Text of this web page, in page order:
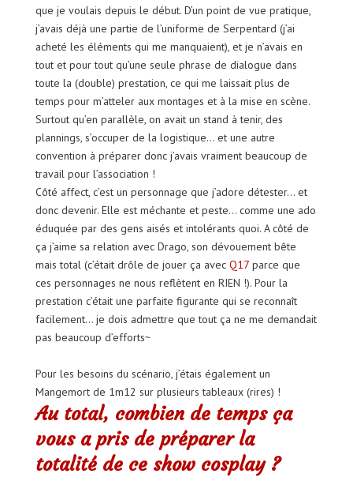
que je voulais depuis le début. D’un point de vue pratique,
j’avais déjà une partie de l’uniforme de Serpentard (j’ai
acheté les éléments qui me manquaient), et je n’avais en
tout et pour tout qu’une seule phrase de dialogue dans
toute la (double) prestation, ce qui me laissait plus de
temps pour m’atteler aux montages et à la mise en scène.
Surtout qu’en parallèle, on avait un stand à tenir, des
plannings, s’occuper de la logistique… et une autre
convention à préparer donc j’avais vraiment beaucoup de
travail pour l’association !
Côté affect, c’est un personnage que j’adore détester… et
donc devenir. Elle est méchante et peste… comme une ado
éduquée par des gens aisés et intolérants quoi. A côté de
ça j’aime sa relation avec Drago, son dévouement bête
mais total (c’était drôle de jouer ça avec Q17parce que
ces personnages ne nous reflètent en RIEN !). Pour la
prestation c’était une parfaite figurante qui se reconnaît
facilement… je dois admettre que tout ça ne me demandait
pas beaucoup d’efforts~
Pour les besoins du scénario, j’étais également un
Mangemort de 1m12 sur plusieurs tableaux (rires) !
Au total, combien de temps ça
vous a pris de préparer la
totalité de ce show cosplay ?